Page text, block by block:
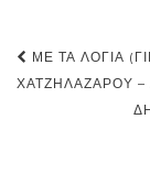
Post
ΜΕ ΤΑ ΛΌΓΙΑ
ΧΑΤΖΗΛΑΖΆΡΟΥ –